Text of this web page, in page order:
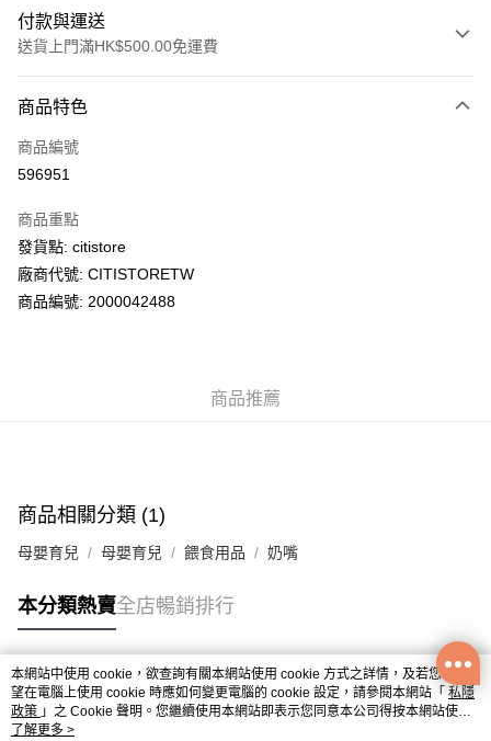
付款與運送
送貨上門滿HK$500.00免運費
信用卡
AlipayHK
WeChat Pay
送貨方式
每筆HK$50.00，滿HK$200.00或以上免運費
UNY 門市自取
商品特色
商品編號
596951
商品重點
發貨點: citistore
廠商代號: CITISTORETW
商品編號: 2000042488
商品推薦
商品相關分類 (1)
母嬰育兒 母嬰育兒 餵食用品 奶嘴
本分類熱賣全店暢銷排行
熱門標籤
熱銷排行
本網站中使用 cookie，欲查詢有關本網站使用 cookie 方式之詳情，及若您不希
望在電腦上使用 cookie 時應如何變更電腦的 cookie 設定，請參閱本網站「 私隱
政策 」之 Cookie 聲明。您繼續使用本網站即表示您同意本公司得按本網站使用
條款之 Cookie 聲明使用 cookie。
了解更多 >